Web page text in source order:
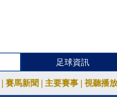
足球資訊
賽馬新聞 主要賽事 視聽播